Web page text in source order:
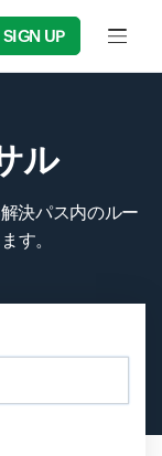
SIGN UP Input
ル
決パス内のルー
す。